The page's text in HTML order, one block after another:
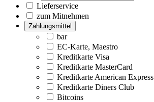
Lieferservice
zum Mitnehmen
Zahlungsmittel
bar
EC-Karte, Maestro
Kreditkarte Visa
Kreditkarte MasterCard
Kreditkarte American Express
Kreditkarte Diners Club
Bitcoins